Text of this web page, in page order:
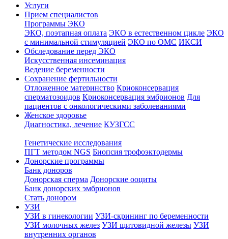
Услуги
Прием специалистов
Программы ЭКО
ЭКО, поэтапная оплата ЭКО в естественном цикле ЭКО
с минимальной стимуляцией ЭКО по ОМС ИКСИ
Обследование перед ЭКО
Искусственная инсеминация
Ведение беременности
Сохранение фертильности
Отложенное материнство Криоконсервация
сперматозоидов Криоконсервация эмбрионов Для
пациентов с онкологическими заболеваниями
Женское здоровье
Диагностика, лечение КУЗГСС
Генетические исследования
ПГТ методом NGS Биопсия трофоэктодермы
Донорские программы
Банк доноров
Донорская сперма Донорские ооциты
Банк донорских эмбрионов
Стать донором
УЗИ
УЗИ в гинекологии УЗИ-скрининг по беременности
УЗИ молочных желез УЗИ щитовидной железы УЗИ
внутренних органов